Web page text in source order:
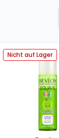
Nicht auf Lager